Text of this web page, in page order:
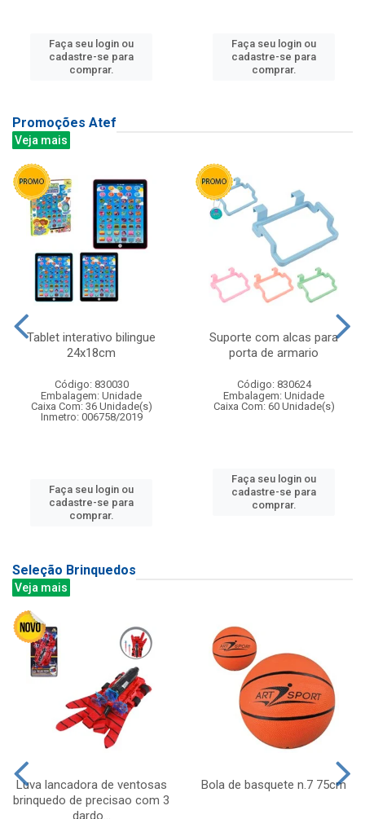
Faça seu login ou
cadastre-se para
comprar.
Faça seu login ou
cadastre-se para
comprar.
Promoções Atef
Veja mais
Tablet interativo bilingue
24x18cm
Código: 830030
Embalagem: Unidade
Caixa Com: 36 Unidade(s)
Inmetro: 006758/2019
Faça seu login ou
cadastre-se para
comprar.
Suporte com alcas para
porta de armario
Código: 830624
Embalagem: Unidade
Caixa Com: 60 Unidade(s)
Faça seu login ou
cadastre-se para
comprar.
Seleção Brinquedos
Veja mais
Luva lancadora de ventosas
brinquedo de precisao com 3
dardo...
Bola de basquete n.7 75cm